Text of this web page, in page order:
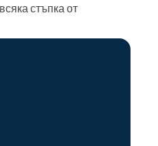
стъпка от